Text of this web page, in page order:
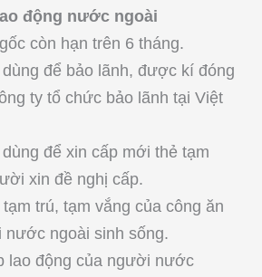
động nước ngoài
còn hạn trên 6 tháng.
để bảo lãnh, được kí đóng
ty tổ chức bảo lãnh tại Việt
để xin cấp mới thẻ tạm
xin đề nghị cấp.
trú, tạm vắng của công ăn
ngoài sinh sống.
lao động của người nước